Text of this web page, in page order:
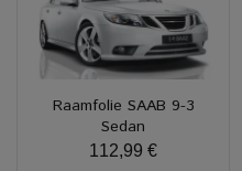
Raamfolie SAAB 9-3
Sedan
112,99 €